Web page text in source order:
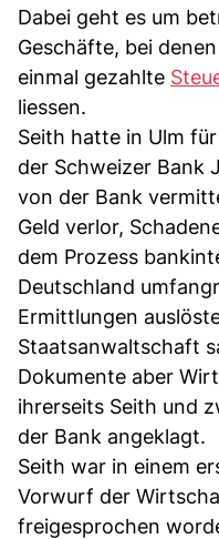
Dabei geht es um
Geschäfte, bei
einmal gezahlte
liessen.
Seith hatte in Ulm
der Schweizer Bank
von der Bank
Geld verlor,
dem Prozess
Deutschland
Ermittlungen
Staatsanwaltschaft
Dokumente aber
ihrerseits Seith und
der Bank angeklagt.
Seith war in einem
Vorwurf der
freigesprochen